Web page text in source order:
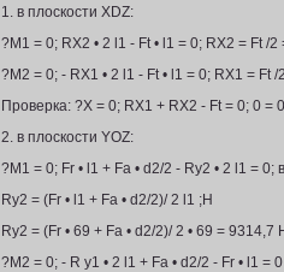
1. в плоскости XDZ:
?М1 = 0; RX2 • 2 l1 - Ft • l1 = 0; RX2 = Ft /
?М2 = 0; - RX1 • 2 l1 - Ft • l1 = 0; RX1 = Ft
Проверка: ?X = 0; RX1 + RX2 - Ft = 0; 0 = 0
2. в плоскости YOZ:
?М1 = 0; Fr • l1 + Fa • d2/2 - Ry2 • 2 l1 = 0; в
Ry2 = (Fr • l1 + Fa • d2/2)/ 2 l1 ;Н
Ry2 = (Fr • 69 + Fa • d2/2)/ 2 • 69 = 9314,7
?М2 = 0; - R y1 • 2 l1 + Fa • d2/2 - Fr • l1 =